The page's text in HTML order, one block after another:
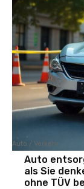
Auto / Verkehr
Auto
als Sie
ohne TÜV